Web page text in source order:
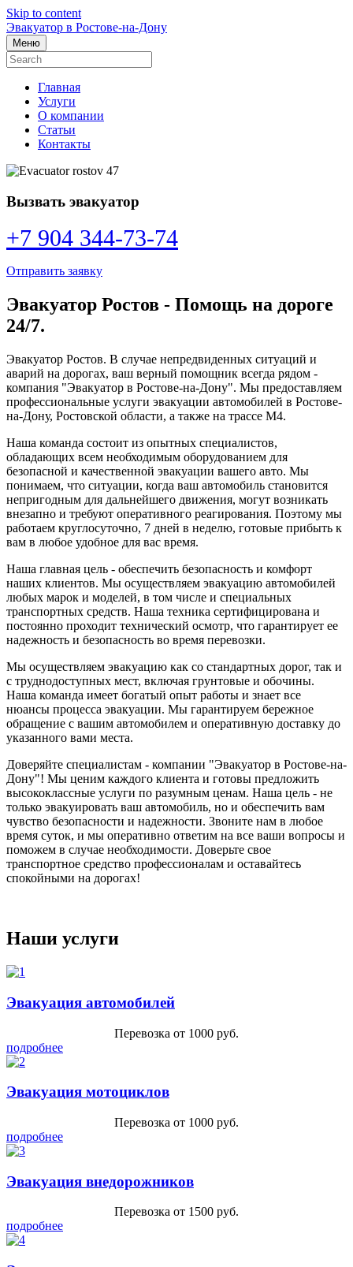
Skip to content
Эвакуатор в Ростове-на-Дону
Меню
Главная
Услуги
О компании
Статьи
Контакты
Вызвать эвакуатор
+7 904 344-73-74
Отправить заявку
Эвакуатор Ростов - Помощь на дороге
24/7.
Эвакуатор Ростов. В случае непредвиденных ситуаций и
аварий на дорогах, ваш верный помощник всегда рядом -
компания "Эвакуатор в Ростове-на-Дону". Мы предоставляем
профессиональные услуги эвакуации автомобилей в Ростове-
на-Дону, Ростовской области, а также на трассе М4.
Наша команда состоит из опытных специалистов,
обладающих всем необходимым оборудованием для
безопасной и качественной эвакуации вашего авто. Мы
понимаем, что ситуации, когда ваш автомобиль становится
непригодным для дальнейшего движения, могут возникать
внезапно и требуют оперативного реагирования. Поэтому мы
работаем круглосуточно, 7 дней в неделю, готовые прибыть к
вам в любое удобное для вас время.
Наша главная цель - обеспечить безопасность и комфорт
наших клиентов. Мы осуществляем эвакуацию автомобилей
любых марок и моделей, в том числе и специальных
транспортных средств. Наша техника сертифицирована и
постоянно проходит технический осмотр, что гарантирует ее
надежность и безопасность во время перевозки.
Мы осуществляем эвакуацию как со стандартных дорог, так и
с труднодоступных мест, включая грунтовые и обочины.
Наша команда имеет богатый опыт работы и знает все
нюансы процесса эвакуации. Мы гарантируем бережное
обращение с вашим автомобилем и оперативную доставку до
указанного вами места.
Доверяйте специалистам - компании "Эвакуатор в Ростове-на-
Дону"! Мы ценим каждого клиента и готовы предложить
высококлассные услуги по разумным ценам. Наша цель - не
только эвакуировать ваш автомобиль, но и обеспечить вам
чувство безопасности и надежности. Звоните нам в любое
время суток, и мы оперативно ответим на все ваши вопросы и
поможем в случае необходимости. Доверьте свое
транспортное средство профессионалам и оставайтесь
спокойными на дорогах!
Наши услуги
Эвакуация автомобилей
Перевозка от 1000 руб.
подробнее
Эвакуация мотоциклов
Перевозка от 1000 руб.
подробнее
Эвакуация внедорожников
Перевозка от 1500 руб.
подробнее